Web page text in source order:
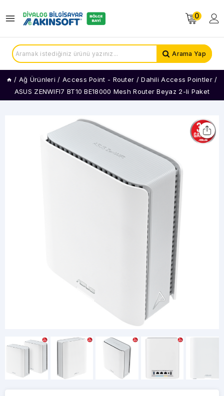
0
Arama Yap
/ Ağ Ürünleri / Access Point - Router / Dahili Access Pointler /
ASUS ZENWIFI7 BT10 BE18000 Mesh Router Beyaz 2-li Paket